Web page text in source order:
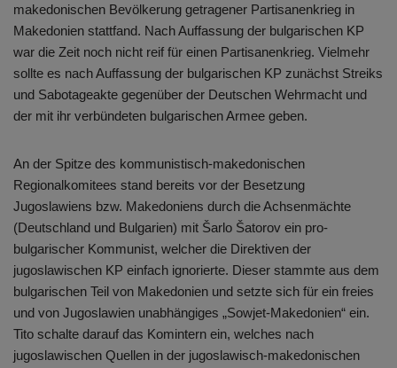
makedonischen Bevölkerung getragener Partisanenkrieg in
Makedonien stattfand. Nach Auffassung der bulgarischen KP
war die Zeit noch nicht reif für einen Partisanenkrieg. Vielmehr
sollte es nach Auffassung der bulgarischen KP zunächst Streiks
und Sabotageakte gegenüber der Deutschen Wehrmacht und
der mit ihr verbündeten bulgarischen Armee geben.
An der Spitze des kommunistisch-makedonischen
Regionalkomitees stand bereits vor der Besetzung
Jugoslawiens bzw. Makedoniens durch die Achsenmächte
(Deutschland und Bulgarien) mit Šarlo Šatorov ein pro-
bulgarischer Kommunist, welcher die Direktiven der
jugoslawischen KP einfach ignorierte. Dieser stammte aus dem
bulgarischen Teil von Makedonien und setzte sich für ein freies
und von Jugoslawien unabhängiges „Sowjet-Makedonien“ ein.
Tito schalte darauf das Komintern ein, welches nach
jugoslawischen Quellen in der jugoslawisch-makedonischen